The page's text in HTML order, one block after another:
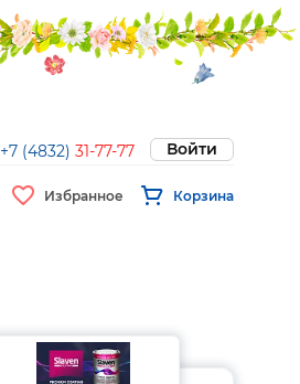
+7 (4832) 31-77-77 Войти
Избранное Корзина